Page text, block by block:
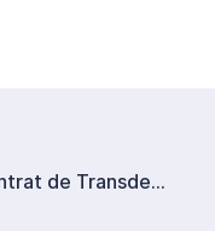
Le contrat de Transdev Dublin Light Rail n’a pas été renouvelé, la société n’ayant pas été retenue